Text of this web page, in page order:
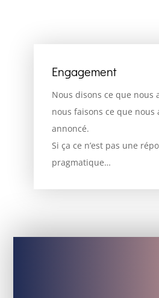
Engagement
Nous disons ce que nous
nous faisons ce que nous
annoncé.
Si ça ce n’est pas une
pragmatique…